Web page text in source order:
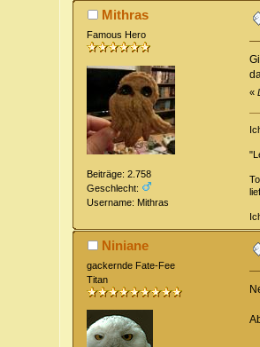
Mithras
Famous Hero
Beiträge: 2.758
Geschlecht:
Username: Mithras
«
Niniane
gackernde Fate-Fee
Titan